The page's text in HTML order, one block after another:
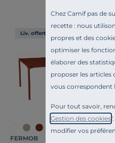
Chez Camif pas de
recette : nous
propres et des
optimiser les
élaborer des
proposer les articles
vous correspondent
Pour tout savoir,
Gestion des cookies
modifier vos
Liv. offerte
FERMOB